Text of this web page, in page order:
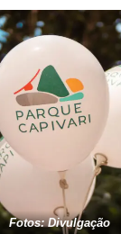
Fotos: Divulgação